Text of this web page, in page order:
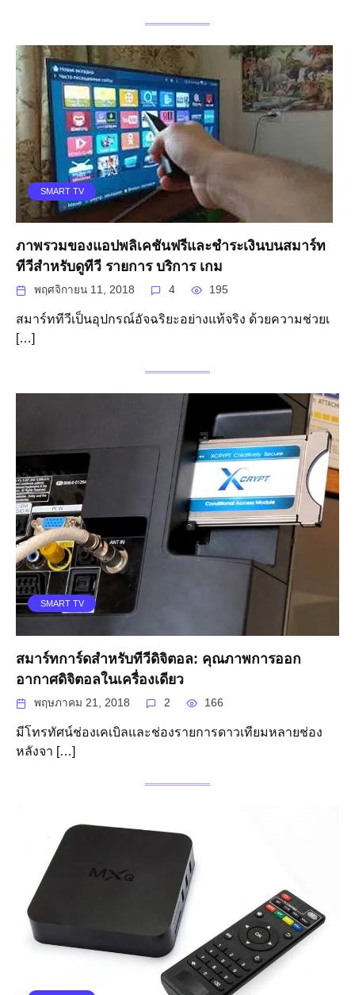
SMART TV
ภาพรวมของแอปพลิเคชันฟรีและชำระเงินบนสมาร์ท
ทีวีสำหรับดูทีวี รายการ บริการ เกม
พฤศจิกายน 11, 2018 4 195
สมาร์ททีวีเป็นอุปกรณ์อัจฉริยะอย่างแท้จริง ด้วยความช่วยเ
[…]
SMART TV
สมาร์ทการ์ดสำหรับทีวีดิจิตอล: คุณภาพการออก
อากาศดิจิตอลในเครื่องเดียว
พฤษภาคม 21, 2018 2 166
มีโทรทัศน์ช่องเคเบิลและช่องรายการดาวเทียมหลายช่อง
หลังจา […]